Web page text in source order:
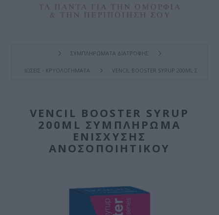
ΣΥΜΠΛΗΡΩΜΑΤΑ ΔΙΑΤΡΟΦΗΣ
ΙΩΣΕΙΣ - ΚΡΥΟΛΟΓΗΜΑΤΑ VENCIL BOOSTER SYRUP 200ML
VENCIL BOOSTER SYRUP
200ML ΣΥΜΠΛΉΡΩΜΑ
ΕΝΊΣΧΥΣΗΣ
ΑΝΟΣΟΠΟΙΗΤΙΚΟΎ